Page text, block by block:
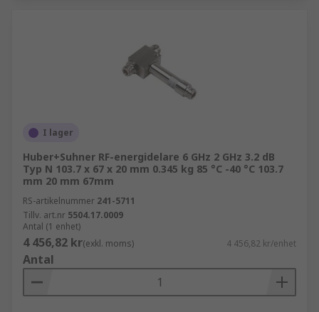
I lager
Huber+Suhner RF-energidelare 6 GHz 2 GHz 3.2 dB
Typ N 103.7 x 67 x 20 mm 0.345 kg 85 °C -40 °C 103.7
mm 20 mm 67mm
RS-artikelnummer 241-5711
Tillv. art.nr 5504.17.0009
Antal (1 enhet)
4 456,82 kr(exkl. moms) 4 456,82 kr/enhet
Antal